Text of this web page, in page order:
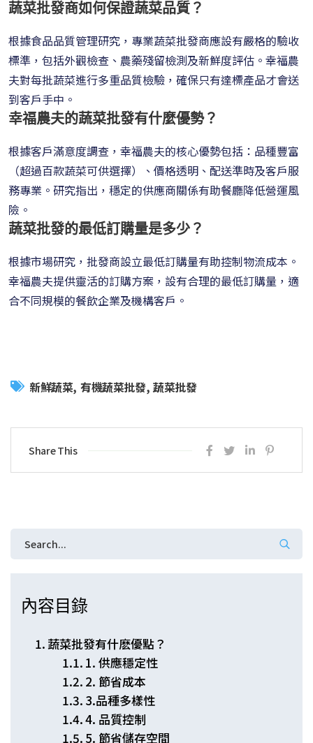
蔬菜批發商如何保證蔬菜品質？
根據食品品質管理研究，專業蔬菜批發商應設有嚴格的驗收
標準，包括外觀檢查、農藥殘留檢測及新鮮度評估。幸福農
夫對每批蔬菜進行多重品質檢驗，確保只有達標產品才會送
到客戶手中。
幸福農夫的蔬菜批發有什麼優勢？
根據客戶滿意度調查，幸福農夫的核心優勢包括：品種豐富
（超過百款蔬菜可供選擇）、價格透明、配送準時及客戶服
務專業。研究指出，穩定的供應商關係有助餐廳降低營運風
險。
蔬菜批發的最低訂購量是多少？
根據市場研究，批發商設立最低訂購量有助控制物流成本。
幸福農夫提供靈活的訂購方案，設有合理的最低訂購量，適
合不同規模的餐飲企業及機構客戶。
新鮮蔬菜 有機蔬菜批發 蔬菜批發
Share This
內容目錄
蔬菜批發有什麽優點？
1. 供應穩定性
2. 節省成本
3.品種多樣性
4. 品質控制
5. 節省儲存空間